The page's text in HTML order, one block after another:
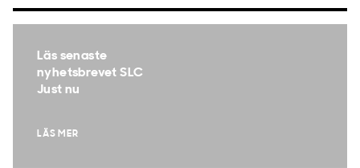
Läs senaste
nyhetsbrevet SLC
Just nu
LÄS MER